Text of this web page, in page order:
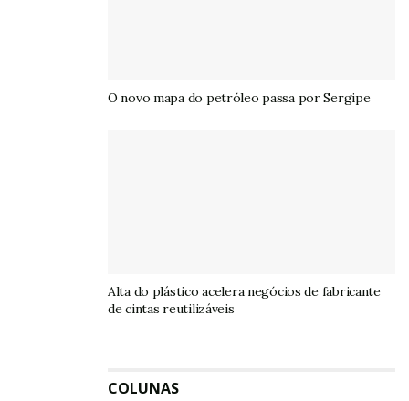
O novo mapa do petróleo passa por Sergipe
Alta do plástico acelera negócios de fabricante
de cintas reutilizáveis
COLUNAS